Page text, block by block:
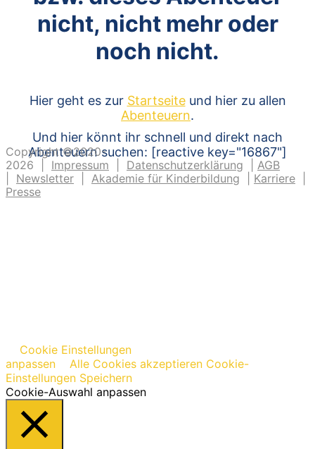
nicht, nicht mehr oder
noch nicht.
Hier geht es zur Startseiteund hier zu allen
Abenteuern.
Und hier könnt ihr schnell und direkt nach
Abenteuern suchen: [reactive key="16867"]
Copyright ©2020-
2026 | Impressum Datenschutzerklärung
AGB
Newsletter Akademie für Kinderbildung Karriere
Presse
Cookie Einstellungen
anpassen
Alle Cookies akzeptieren Cookie-
Einstellungen Speichern
Cookie-Auswahl anpassen